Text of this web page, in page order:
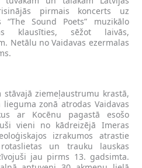
pirmais koncerts uz
Sound Poets” muzikālo
klausīties, sēžot laivās,
Netālu no Vaidavas ezermalas
stāvajā ziemeļaustrumu krastā,
zonā atrodas Vaidavas
ar Kocēnu pagastā esošo
vieni no kādreizējā Imeras
izrakumos atrastie
un trauku lauskas
jau pirms 13. gadsimta.